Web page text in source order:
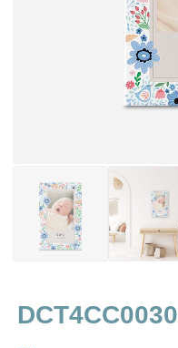
DCT4CC0030